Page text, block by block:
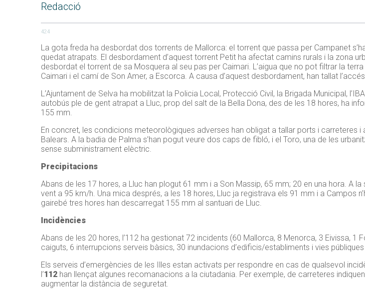
Redacció
424
La gota freda ha desbordat dos torrents de Mallorca: el torrent que passa per Campanet s’
quedat atrapats. El desbordament d’aquest torrent Petit ha afectat camins rurals i la zona
desbordat el torrent de sa Mosquera al seu pas per Caimari. L’aigua que no pot filtrar la
Caimari i el camí de Son Amer, a Escorca. A causa d’aquest desbordament, han tallat
L’Ajuntament de Selva ha mobilitzat la Policia Local, Protecció Civil, la Brigada Municipal, l’
autobús ple de gent atrapat a Lluc, prop del salt de la Bella Dona, des de les 18 hores, ha
155 mm.
En concret, les condicions meteorològiques adverses han obligat a tallar ports i carreteres
Balears. A la badia de Palma s’han pogut veure dos caps de fibló, i el Toro, una de les
sense subministrament elèctric.
Precipitacions
Abans de les 17 hores, a Lluc han plogut 61 mm i a Son Massip, 65 mm; 20 en una hora. A la
vent a 95 km/h. Una mica després, a les 18 hores, Lluc ja registrava els 91 mm i a Campos
gairebé tres hores han descarregat 155 mm al santuari de Lluc.
Incidències
Abans de les 20 hores, l’112 ha gestionat 72 incidents (60 Mallorca, 8 Menorca, 3 Eivissa, 1
caiguts, 6 interrupcions serveis bàsics, 30 inundacions d’edificis/establiments i vies
Els serveis d’emergències de les Illes estan activats per respondre en cas de qualsevol
l’112 han llençat algunes recomanacions a la ciutadania. Per exemple, de carreteres
augmentar la distància de seguretat.